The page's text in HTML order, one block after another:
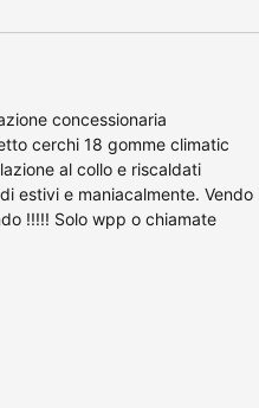
concessionaria
cerchi 18 gomme climatic
al collo e riscaldati
estivi e maniacalmente. Vendo
!!!!! Solo wpp o chiamate